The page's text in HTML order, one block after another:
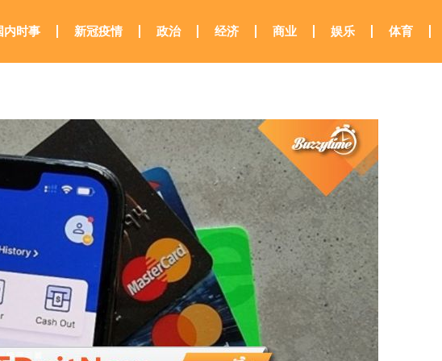
内时事 新冠疫情 政治 经济 商业 娱乐 体育